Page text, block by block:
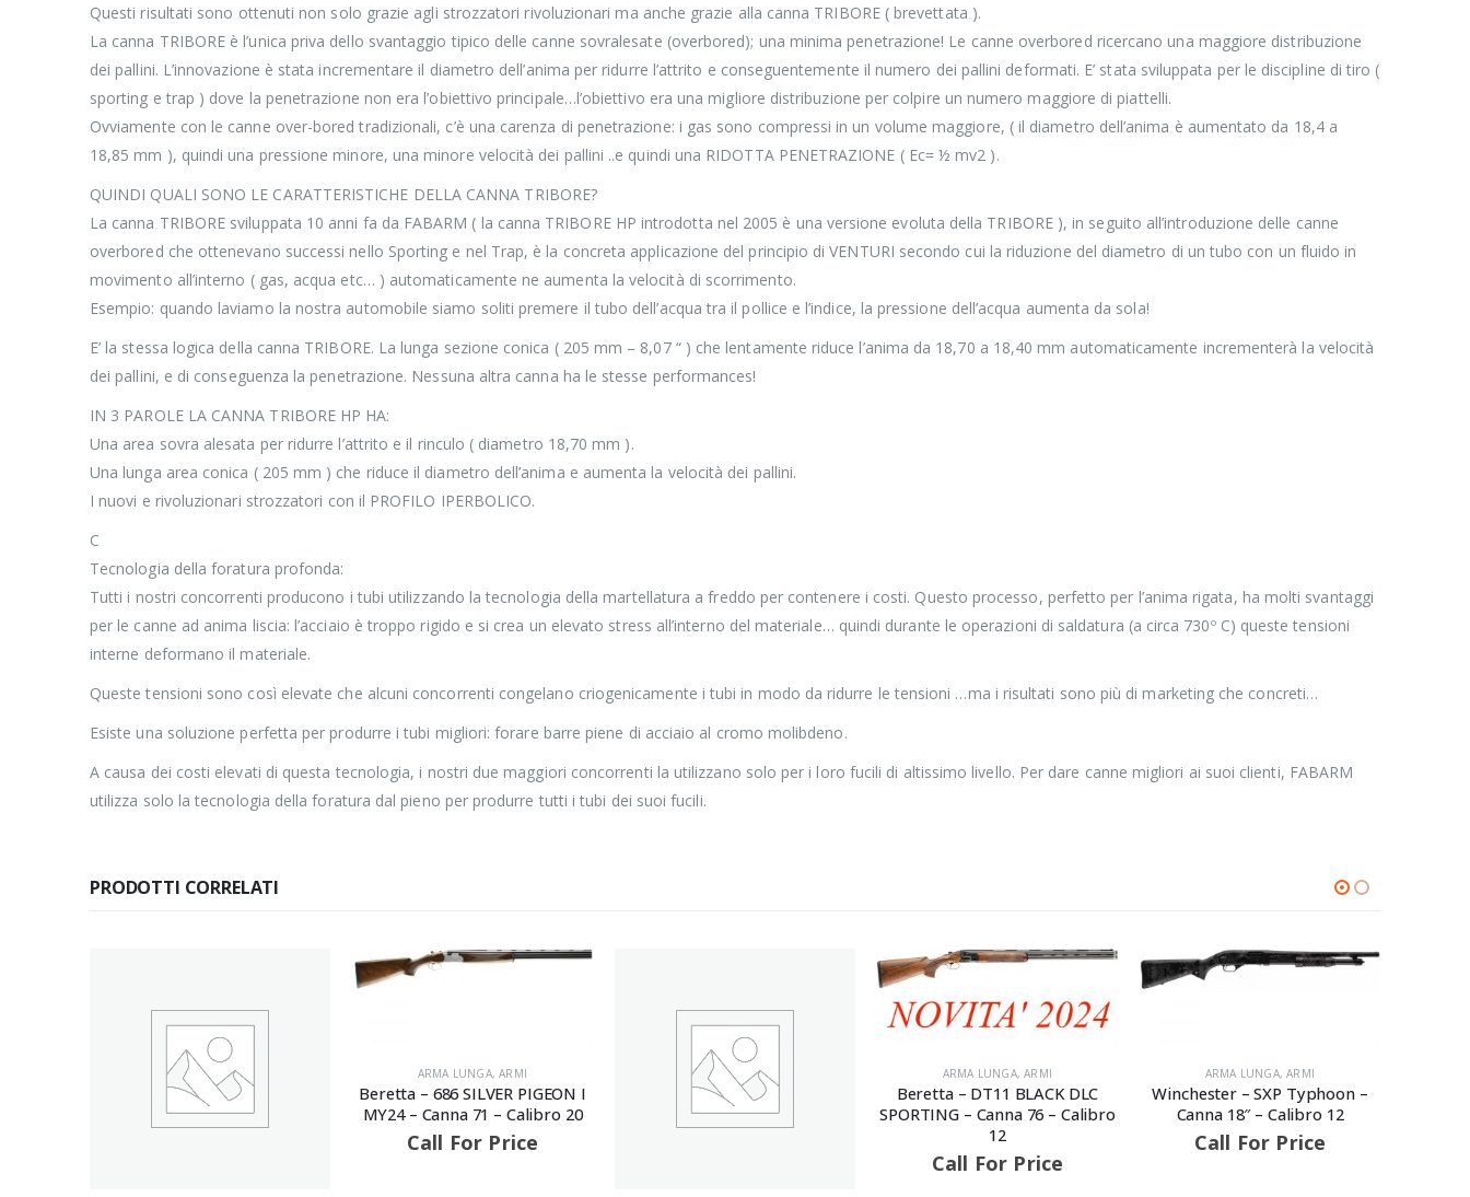
Questi risultati sono ottenuti non solo grazie agli strozzatori rivoluzionari ma anche grazie alla canna TRIBORE ( brevettata ).
La canna TRIBORE è l’unica priva dello svantaggio tipico delle canne sovralesate (overbored); una minima penetrazione! Le canne overbored ricercano una maggiore distribuzione
dei pallini. L’innovazione è stata incrementare il diametro dell’anima per ridurre l’attrito e conseguentemente il numero dei pallini deformati. E’ stata sviluppata per le discipline di tiro (
sporting e trap ) dove la penetrazione non era l’obiettivo principale…l’obiettivo era una migliore distribuzione per colpire un numero maggiore di piattelli.
Ovviamente con le canne over-bored tradizionali, c’è una carenza di penetrazione: i gas sono compressi in un volume maggiore, ( il diametro dell’anima è aumentato da 18,4 a
18,85 mm ), quindi una pressione minore, una minore velocità dei pallini ..e quindi una RIDOTTA PENETRAZIONE ( Ec= ½ mv2 ).
QUINDI QUALI SONO LE CARATTERISTICHE DELLA CANNA TRIBORE?
La canna TRIBORE sviluppata 10 anni fa da FABARM ( la canna TRIBORE HP introdotta nel 2005 è una versione evoluta della TRIBORE ), in seguito all’introduzione delle canne
overbored che ottenevano successi nello Sporting e nel Trap, è la concreta applicazione del principio di VENTURI secondo cui la riduzione del diametro di un tubo con un fluido in
movimento all’interno ( gas, acqua etc… ) automaticamente ne aumenta la velocità di scorrimento.
Esempio: quando laviamo la nostra automobile siamo soliti premere il tubo dell’acqua tra il pollice e l’indice, la pressione dell’acqua aumenta da sola!
E’ la stessa logica della canna TRIBORE. La lunga sezione conica ( 205 mm – 8,07 “ ) che lentamente riduce l’anima da 18,70 a 18,40 mm automaticamente incrementerà la velocità
dei pallini, e di conseguenza la penetrazione. Nessuna altra canna ha le stesse performances!
IN 3 PAROLE LA CANNA TRIBORE HP HA:
Una area sovra alesata per ridurre l’attrito e il rinculo ( diametro 18,70 mm ).
Una lunga area conica ( 205 mm ) che riduce il diametro dell’anima e aumenta la velocità dei pallini.
I nuovi e rivoluzionari strozzatori con il PROFILO IPERBOLICO.
C
Tecnologia della foratura profonda:
Tutti i nostri concorrenti producono i tubi utilizzando la tecnologia della martellatura a freddo per contenere i costi. Questo processo, perfetto per l’anima rigata, ha molti svantaggi
per le canne ad anima liscia: l’acciaio è troppo rigido e si crea un elevato stress all’interno del materiale… quindi durante le operazioni di saldatura (a circa 730º C) queste tensioni
interne deformano il materiale.
Queste tensioni sono così elevate che alcuni concorrenti congelano criogenicamente i tubi in modo da ridurre le tensioni …ma i risultati sono più di marketing che concreti…
Esiste una soluzione perfetta per produrre i tubi migliori: forare barre piene di acciaio al cromo molibdeno.
A causa dei costi elevati di questa tecnologia, i nostri due maggiori concorrenti la utilizzano solo per i loro fucili di altissimo livello. Per dare canne migliori ai suoi clienti, FABARM
utilizza solo la tecnologia della foratura dal pieno per produrre tutti i tubi dei suoi fucili.
PRODOTTI CORRELATI
ARMA LUNGA,ARMI
Beretta – 686 SILVER PIGEON I
MY24 – Canna 71 – Calibro 20
ARMA LUNGA,ARMI
Beretta – DT11 BLACK DLC
SPORTING – Canna 76 – Calibro
12
ARMA LUNGA,ARMI
Winchester – SXP Typhoon –
Canna 18″ – Calibro 12
Call For Price